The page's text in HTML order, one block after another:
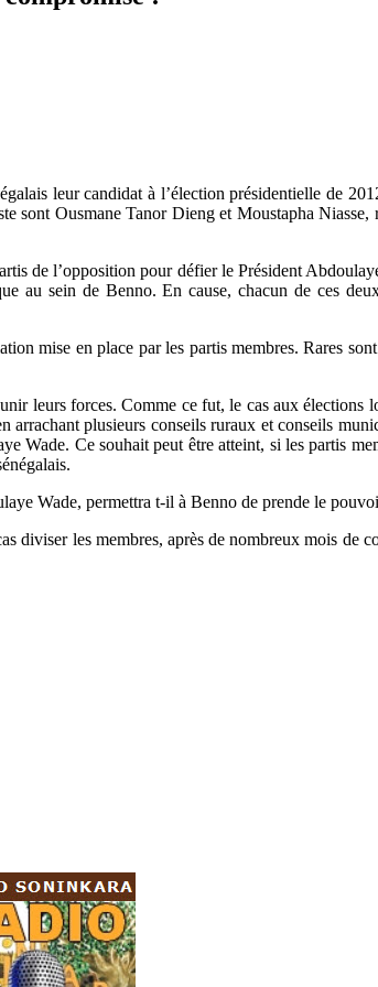
leur candidat à l’élection présidentielle de
sont Ousmane Tanor Dieng et Moustapha Niasse,
de l’opposition pour défier le Président
au sein de Benno. En cause, chacun de ces
mise en place par les partis membres. Rares
leurs forces. Comme ce fut, le cas aux élections
arrachant plusieurs conseils ruraux et conseils
Wade. Ce souhait peut être atteint, si les partis
Wade, permettra t-il à Benno de prende le
les membres, après de nombreux mois de